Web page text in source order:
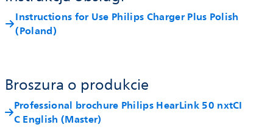
Instructions for Use Philips Charger Plus Polish
(Poland)
Broszura o produkcie
Professional brochure Philips HearLink 50 nxtCI
C English (Master)